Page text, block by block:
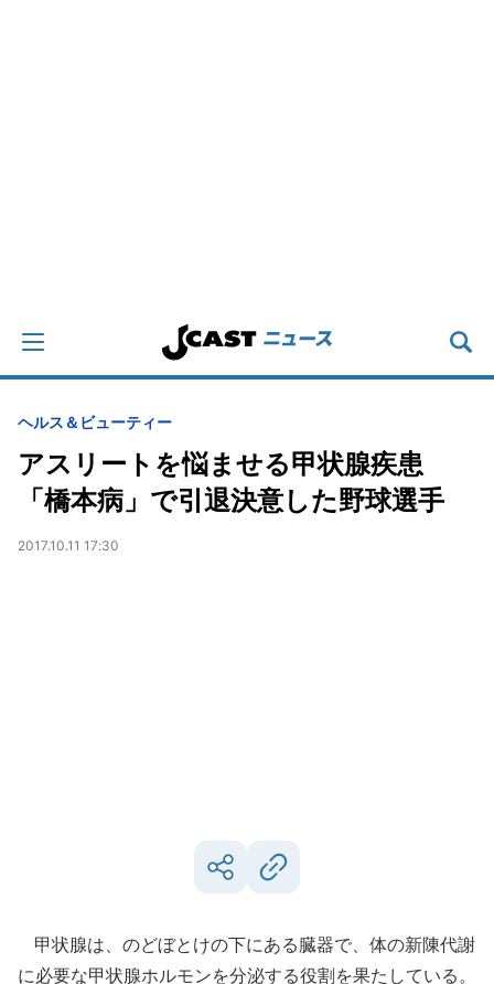
ヘルス＆ビューティー
アスリートを悩ませる甲状腺疾患
「橋本病」で引退決意した野球選手
2017.10.11 17:30
甲状腺は、のどぼとけの下にある臓器で、体の新陳代謝
に必要な甲状腺ホルモンを分泌する役割を果たしている。